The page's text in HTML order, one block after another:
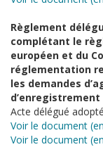
Règlement
complétant le
européen et du
réglementation
les demandes
d’enregistrement
Acte délégué
Voir le document
Voir le document